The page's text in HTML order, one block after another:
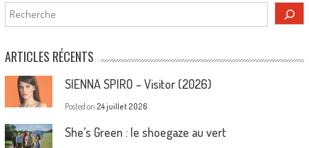
Rechercher
ARTICLES RÉCENTS
SIENNA SPIRO – Visitor (2026)
Posted on 24 juillet 2026
She’s Green : le shoegaze au vert